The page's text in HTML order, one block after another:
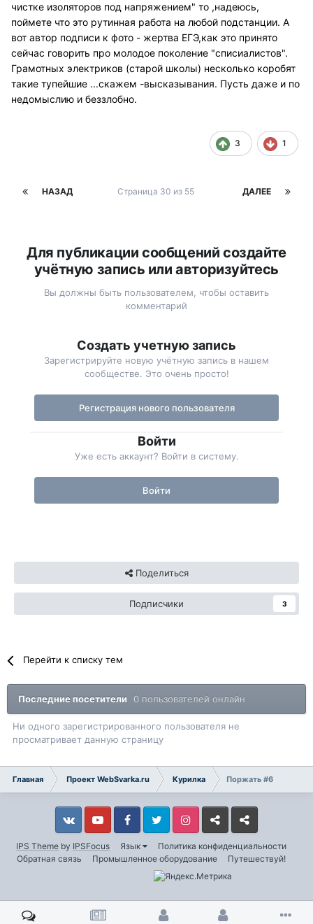
чистке изоляторов под напряжением" то ,надеюсь,
поймете что это рутинная работа на любой подстанции. А
вот автор подписи к фото - жертва ЕГЭ,как это принято
сейчас говорить про молодое поколение "списиалистов".
Грамотных электриков (старой школы) несколько коробят
такие тупейшие ...скажем -высказывания. Пусть даже и по
недомыслию и беззлобно.
3 1
НАЗАД ДАЛЕЕ
Страница 30 из 55
Для публикации сообщений создайте
учётную запись или авторизуйтесь
Вы должны быть пользователем, чтобы оставить
комментарий
Создать учетную запись
Зарегистрируйте новую учётную запись в нашем
сообществе. Это очень просто!
Регистрация нового пользователя
Войти
Уже есть аккаунт? Войти в систему.
Войти
Поделиться
Подписчики 3
Перейти к списку тем
Последние посетители 0 пользователей онлайн
Ни одного зарегистрированного пользователя не
просматривает данную страницу
Главная Проект WebSvarka.ru Курилка Поржать #6
IPS Theme by IPSFocus Язык
Политика конфиденциальности
Обратная связь
Промышленное оборудование Путешествуй!
VkontakteYouTube FacebookTwitter InstagramLivejournalOdnoklassniki